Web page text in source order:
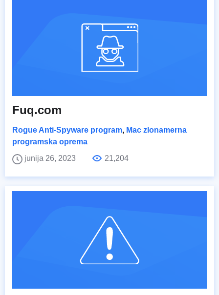
Fuq.com
Rogue Anti-Spyware program, Mac zlonamerna
programska oprema
junija 26, 2023
21,204